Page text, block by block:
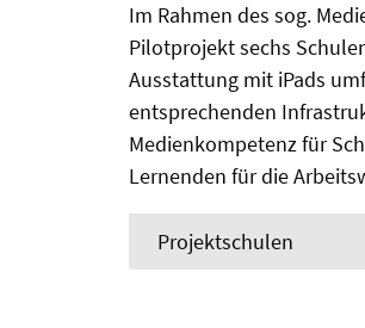
Im Rahmen des sog.
Pilotprojekt sechs
Ausstattung mit iPads
entsprechenden
Medienkompetenz für
Lernenden für die
Projektschulen